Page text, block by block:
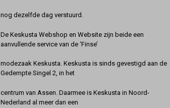
nog dezelfde dag verstuurd.
De Keskusta Webshop en Website zijn beide een
aanvullende service van de ‘Finse’
modezaak Keskusta. Keskusta is sinds gevestigd aan de
Gedempte Singel 2, in het
centrum van Assen. Daarmee is Keskusta in Noord-
Nederland al meer dan een